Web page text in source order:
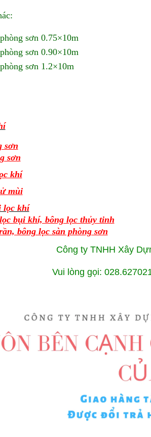
sơn 0.75×10m
sơn 0.90×10m
sơn 1.2×10m
sơn
sơn
khí
mùi
lọc khí
bụi khí, bông lọc thủy tinh
bông lọc sàn phòng sơn
Công ty TNHH Xây
Vui lòng gọi: